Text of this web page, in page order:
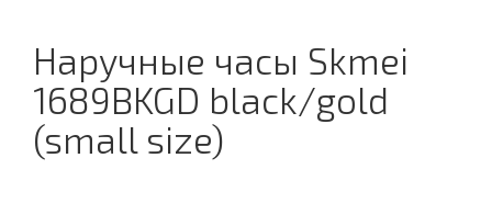
Наручные часы Skmei
1689BKGD black/gold
(small size)